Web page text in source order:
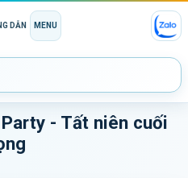
DẪN MENU
- Tất niên cuối